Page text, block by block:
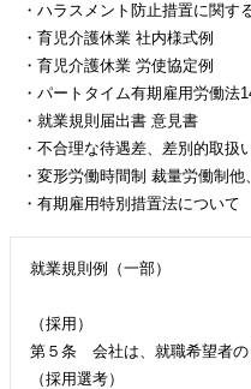
・ハラスメント防止措置に関す
・育児介護休業 社内様式例
・育児介護休業 労使協定例
・パートタイム有期雇用労働法
・就業規則届出書 意見書
・不合理な待遇差、差別的取扱
・変形労働時間制 裁量労働制他
・有期雇用特別措置法について
就業規則例（一部）
（採用）
第５条 会社は、就職希望者の
（採用選考）